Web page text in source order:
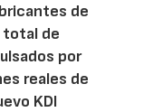
de
total de
por
reales de
KDI